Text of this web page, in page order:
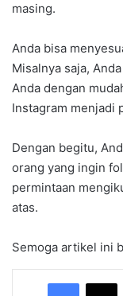
masing.
Anda bisa
Misalnya saja,
Anda dengan
Instagram menjadi
Dengan begitu,
orang yang ingin
permintaan
atas.
Semoga artikel ini
X